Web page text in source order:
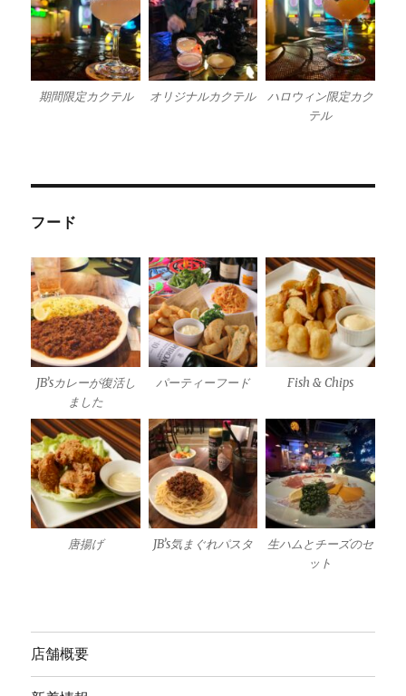
期間限定カクテル オリジナルカクテル
ハロウィン限定カク
テル
フード
JB’sカレーが復活し
ました
パーティーフード Fish & Chips
唐揚げ JB’s気まぐれパスタ
生ハムとチーズのセ
ット
店舗概要